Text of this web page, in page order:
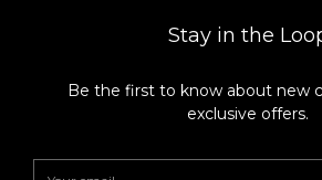
Stay in the
Be the first to know about new
exclusive offers.